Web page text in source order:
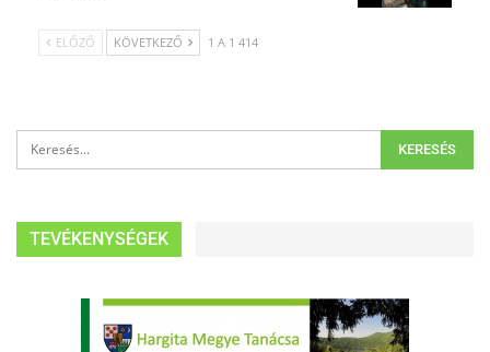
ELŐZŐ KÖVETKEZŐ 1 A 1 414
TEVÉKENYSÉGEK